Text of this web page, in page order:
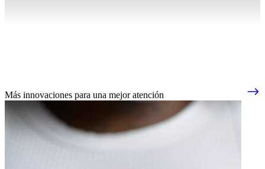
Más innovaciones para una mejor atención